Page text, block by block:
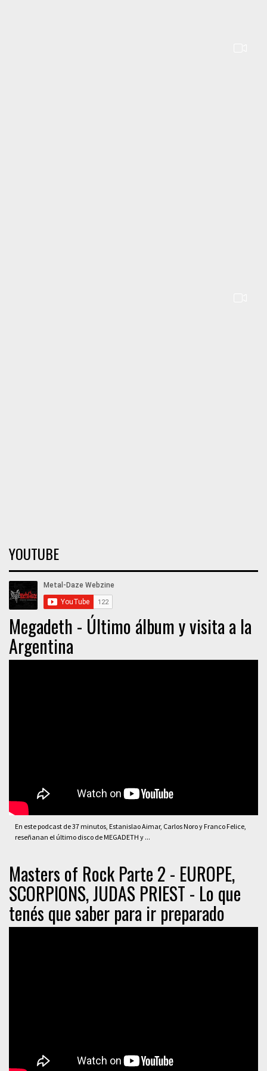
YOUTUBE
Megadeth - Último álbum y visita a la
Argentina
En este podcast de 37 minutos, Estanislao Aimar, Carlos Noro y Franco Felice,
reseñanan el último disco de MEGADETH y ...
Masters of Rock Parte 2 - EUROPE,
SCORPIONS, JUDAS PRIEST - Lo que
tenés que saber para ir preparado